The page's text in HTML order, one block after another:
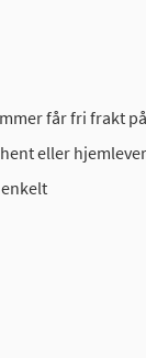
får fri frakt
eller